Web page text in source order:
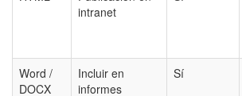
intranet
Word /
DOCX
Incluir en
informes
Sí